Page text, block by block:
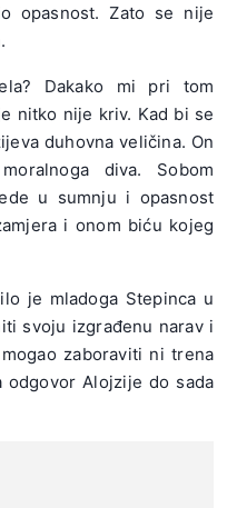
opasnost. Zato se nije
Dakako mi pri tom
nitko nije kriv. Kad bi se
duhovna veličina. On
diva. Sobom
u sumnju i opasnost
i onom biću kojeg
je mladoga Stepinca u
svoju izgrađenu narav i
zaboraviti ni trena
Alojzije do sada